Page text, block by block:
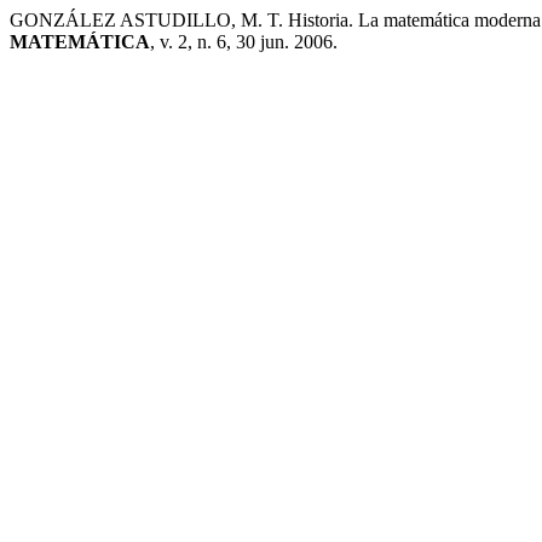
GONZÁLEZ ASTUDILLO, M. T. Historia. La matemática
MATEMÁTICA, v. 2, n. 6, 30 jun. 2006.